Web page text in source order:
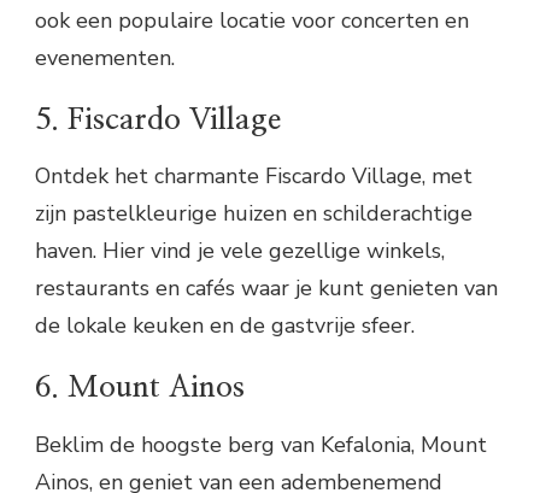
ook een populaire locatie voor concerten en
evenementen.
5. Fiscardo Village
Ontdek het charmante Fiscardo Village, met
zijn pastelkleurige huizen en schilderachtige
haven. Hier vind je vele gezellige winkels,
restaurants en cafés waar je kunt genieten van
de lokale keuken en de gastvrije sfeer.
6. Mount Ainos
Beklim de hoogste berg van Kefalonia, Mount
Ainos, en geniet van een adembenemend